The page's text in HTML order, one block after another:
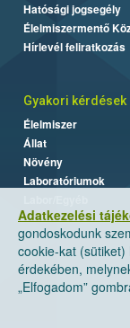
Adatkezelési
gondoskodunk
cookie-kat
érdekében,
„Elfogadom”
Hatósági jogsegély
Élelmiszermentő
Hírlevél feliratkozás
Gyakori kérdések
Élelmiszer
Állat
Növény
Laboratóriumok